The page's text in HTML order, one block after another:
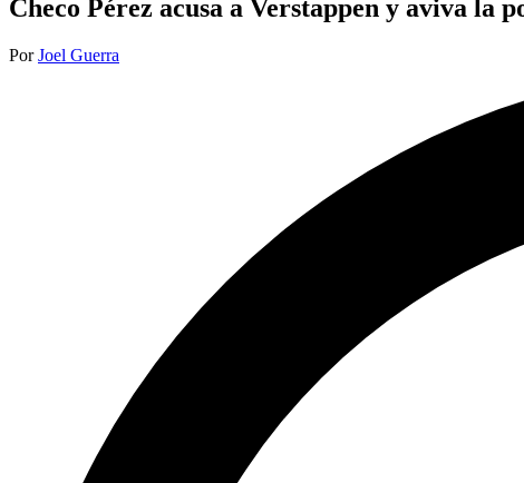
Checo Pérez acusa a Verstappen y aviva la
Publicado
PorJoel Guerra